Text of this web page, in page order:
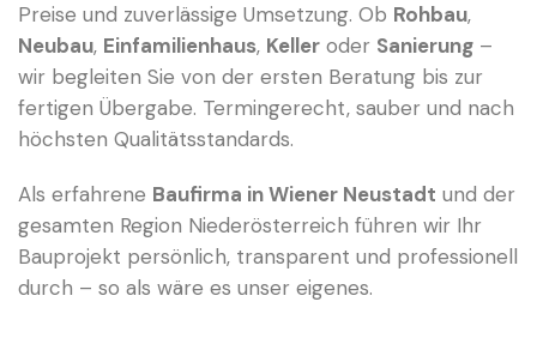
Preise und zuverlässige Umsetzung. Ob Rohbau,
Neubau, Einfamilienhaus, Keller oder Sanierung –
wir begleiten Sie von der ersten Beratung bis zur
fertigen Übergabe. Termingerecht, sauber und nach
höchsten Qualitätsstandards.
Als erfahrene Baufirma in Wiener Neustadt und der
gesamten Region Niederösterreich führen wir Ihr
Bauprojekt persönlich, transparent und professionell
durch – so als wäre es unser eigenes.